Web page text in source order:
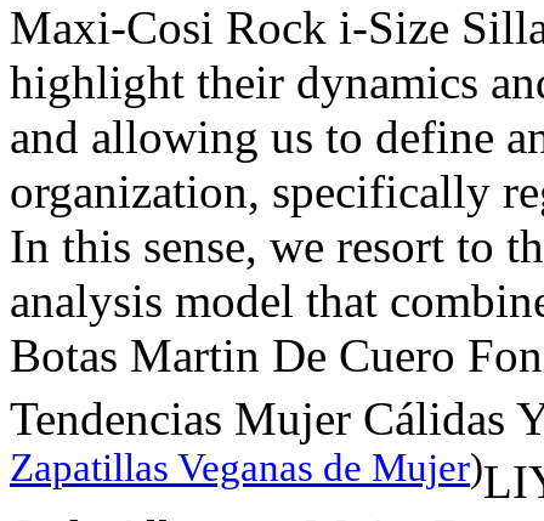
Maxi-Cosi Rock i-Size
highlight their dynamics
and allowing us to define
organization, specifically
In this sense, we resort to
analysis model that
Botas Martin De Cuero
Tendencias Mujer Cálidas
Zapatillas Veganas de Mujer)